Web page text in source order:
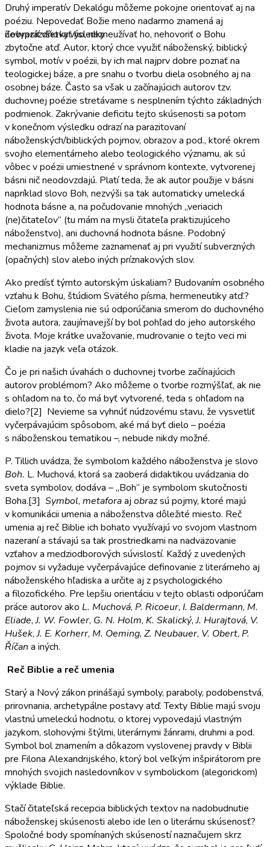
Zobraziť všetky výsledky
Druhý imperatív Dekalógu môžeme pokojne orientovať aj na
poéziu. Nepovedať Božie meno nadarmo znamená aj
nevyprázdňovať ho, nezneužívať ho, nehovoriť o Bohu
zbytočne atď. Autor, ktorý chce využiť náboženský, biblický
symbol, motív v poézii, by ich mal najprv dobre poznať na
teologickej báze, a pre snahu o tvorbu diela osobného aj na
osobnej báze. Často sa však u začínajúcich autorov tzv.
duchovnej poézie stretávame s nesplnením týchto základných
podmienok. Zakrývanie deficitu tejto skúsenosti sa potom
v konečnom výsledku odrazí na parazitovaní
náboženských/biblických pojmov, obrazov a pod., ktoré okrem
svojho elementárneho alebo teologického významu, ak sú
vôbec v poézii umiestnené v správnom kontexte, vytvorenej
básni nič neodovzdajú. Platí teda, že ak autor použije v básni
napríklad slovo Boh, nezvýši sa tak automaticky umelecká
hodnota básne a, na počudovanie mnohých „veriacich
(ne)čitateľov“ (tu mám na mysli čitateľa praktizujúceho
náboženstvo), ani duchovná hodnota básne. Podobný
mechanizmus môžeme zaznamenať aj pri využití subverzných
(opačných) slov alebo iných príznakových slov.
Ako predísť týmto autorským úskaliam? Budovaním osobného
vzťahu k Bohu, štúdiom Svätého písma, hermeneutiky atď.?
Cieľom zamyslenia nie sú odporúčania smerom do duchovného
života autora, zaujímavejší by bol pohľad do jeho autorského
života. Moje krátke uvažovanie, mudrovanie o tejto veci mi
kladie na jazyk veľa otázok.
Čo je pri našich úvahách o duchovnej tvorbe začínajúcich
autorov problémom? Ako môžeme o tvorbe rozmýšľať, ak nie
s ohľadom na to, čo má byť vytvorené, teda s ohľadom na
dielo?[2] Nevieme sa vyhnúť núdzovému stavu, že vysvetliť
vyčerpávajúcim spôsobom, aké má byť dielo – poézia
s náboženskou tematikou –, nebude nikdy možné.
P. Tillich uvádza, že symbolom každého náboženstva je slovo
Boh. L. Muchová, ktorá sa zaoberá didaktikou uvádzania do
sveta symbolov, dodáva – „Boh“ je symbolom skutočnosti
Boha.[3] Symbol, metaforaaj obrazsú pojmy, ktoré majú
v komunikácii umenia a náboženstva dôležité miesto. Reč
umenia aj reč Biblie ich bohato využívajú vo svojom vlastnom
nazeraní a stávajú sa tak prostriedkami na nadväzovanie
vzťahov a medziodborových súvislostí. Každý z uvedených
pojmov si vyžaduje vyčerpávajúce definovanie z literárneho aj
náboženského hľadiska a určite aj z psychologického
a filozofického. Pre lepšiu orientáciu v tejto oblasti odporúčam
práce autorov ako L. Muchová, P. Ricoeur, I. Baldermann, M.
Eliade,J. W. Fowler, G. N. Holm, K. Skalický,J. Hurajtová, V.
Hušek,J. E. Korherr, M. Oeming, Z. Neubauer, V. Obert, P.
Říčan a iných.
Reč Biblie a reč umenia
Starý a Nový zákon prinášajú symboly, paraboly, podobenstvá,
prirovnania, archetypálne postavy atď. Texty Biblie majú svoju
vlastnú umeleckú hodnotu, o ktorej vypovedajú vlastným
jazykom, slohovými štýlmi, literárnymi žánrami, druhmi a pod.
Symbol bol znamením a dôkazom vyslovenej pravdy v Biblii
pre Filona Alexandrijského, ktorý bol veľkým inšpirátorom pre
mnohých svojich nasledovníkov v symbolickom (alegorickom)
výklade Biblie.
Stačí čitateľská recepcia biblických textov na nadobudnutie
náboženskej skúsenosti alebo ide len o literárnu skúsenosť?
Spoločné body spomínaných skúseností naznačujem skrz